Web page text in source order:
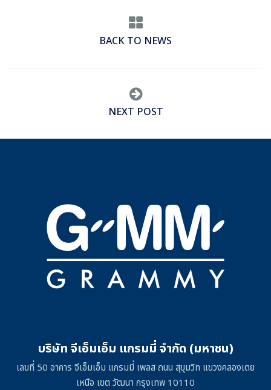
BACK TO NEWS
NEXT POST
บริษัท จีเอ็มเอ็ม แกรมมี่ จำกัด (มหาชน)
เลขที่ 50 อาคาร จีเอ็มเอ็ม แกรมมี่ เพลส ถนน สุขุมวิท แขวงคลองเตย
เหนือ เขต วัฒนา กรุงเทพ 10110